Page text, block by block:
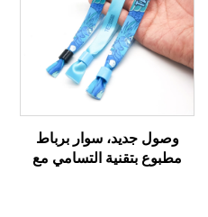
وصول جديد، سوار برباط
مطبوع بتقنية التسامي مع